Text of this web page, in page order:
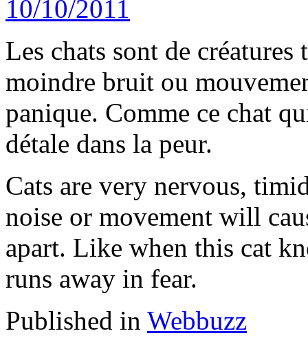
Les chats sont de
moindre bruit ou
panique. Comme ce chat
détale dans la peur.
Cats are very nervous,
noise or movement will
apart. Like when this cat
runs away in fear.
Published in Webbuzz